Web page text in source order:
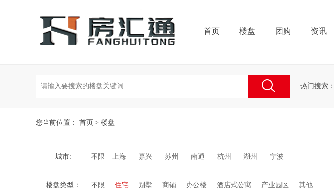
首页 楼盘 团购 资讯
热门搜索：
您当前位置： 首页 > 楼盘
城市: 不限 上海 嘉兴 苏州 南通 杭州 湖州 宁波
楼盘类型： 不限 住宅 别墅 商铺 办公楼 酒店式公寓 产业园区 其他